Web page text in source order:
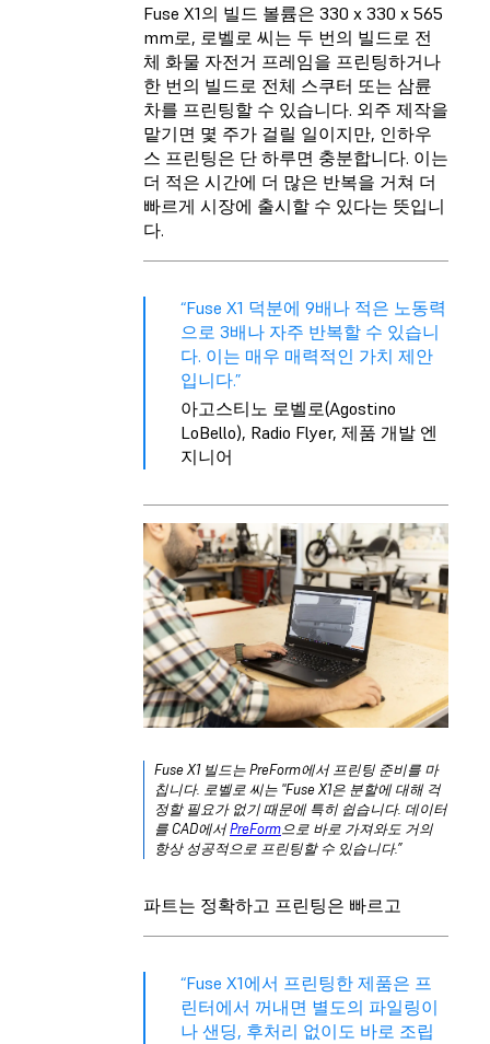
Fuse X1의 빌드 볼륨은 330 x 330 x 565
mm로, 로벨로 씨는 두 번의 빌드로 전
체 화물 자전거 프레임을 프린팅하거나
한 번의 빌드로 전체 스쿠터 또는 삼륜
차를 프린팅할 수 있습니다. 외주 제작을
맡기면 몇 주가 걸릴 일이지만, 인하우
스 프린팅은 단 하루면 충분합니다. 이는
더 적은 시간에 더 많은 반복을 거쳐 더
빠르게 시장에 출시할 수 있다는 뜻입니
다.
“Fuse X1 덕분에 9배나 적은 노동력
으로 3배나 자주 반복할 수 있습니
다. 이는 매우 매력적인 가치 제안
입니다.”
아고스티노 로벨로(Agostino
LoBello), Radio Flyer, 제품 개발 엔
지니어
Fuse X1 빌드는 PreForm에서 프린팅 준비를 마
칩니다. 로벨로 씨는 "Fuse X1은 분할에 대해 걱
정할 필요가 없기 때문에 특히 쉽습니다. 데이터
를 CAD에서PreForm으로 바로 가져와도 거의
항상 성공적으로 프린팅할 수 있습니다.”
파트는 정확하고 프린팅은 빠르고
“Fuse X1에서 프린팅한 제품은 프
린터에서 꺼내면 별도의 파일링이
나 샌딩, 후처리 없이도 바로 조립